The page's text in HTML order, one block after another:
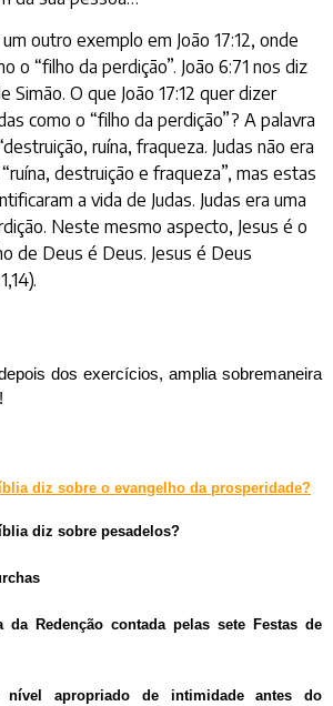
outro exemplo em João 17:12, onde
o “filho da perdição”. João 6:71 nos diz
Simão. O que João 17:12 quer dizer
como o “filho da perdição”? A palavra
ruína, fraqueza. Judas não era
destruição e fraqueza”, mas estas
a vida de Judas. Judas era uma
Neste mesmo aspecto, Jesus é o
de Deus é Deus. Jesus é Deus
dos exercícios, amplia sobremaneira
diz sobre o evangelho da prosperidade?
diz sobre pesadelos?
da Redenção contada pelas sete Festas de
apropriado de intimidade antes do